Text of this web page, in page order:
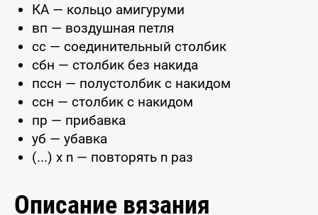
КА — кольцо амигуруми
вп — воздушная петля
сс — соединительный столбик
сбн — столбик без накида
пссн — полустолбик с накидом
ссн — столбик с накидом
пр — прибавка
уб — убавка
(...) x n — повторять n раз
Описание вязания